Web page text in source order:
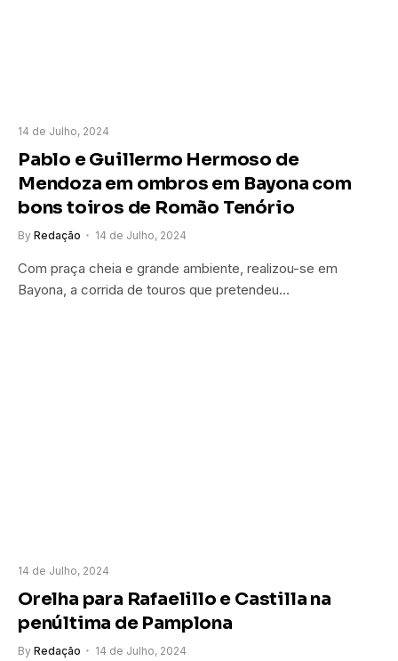
14 de Julho, 2024
Pablo e Guillermo Hermoso de
Mendoza em ombros em Bayona com
bons toiros de Romão Tenório
By Redação 14 de Julho, 2024
Com praça cheia e grande ambiente, realizou-se em
Bayona, a corrida de touros que pretendeu…
14 de Julho, 2024
Orelha para Rafaelillo e Castilla na
penúltima de Pamplona
By Redação 14 de Julho, 2024